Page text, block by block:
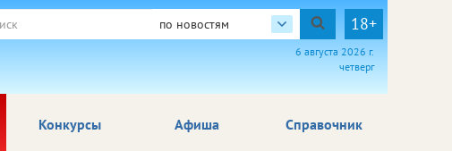
по новостям 18+
6 августа 2026 г.
четверг
Афиша Справочник
Конкурсы